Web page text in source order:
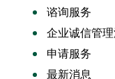
谘询服务
企业诚信管
申请服务
最新消息